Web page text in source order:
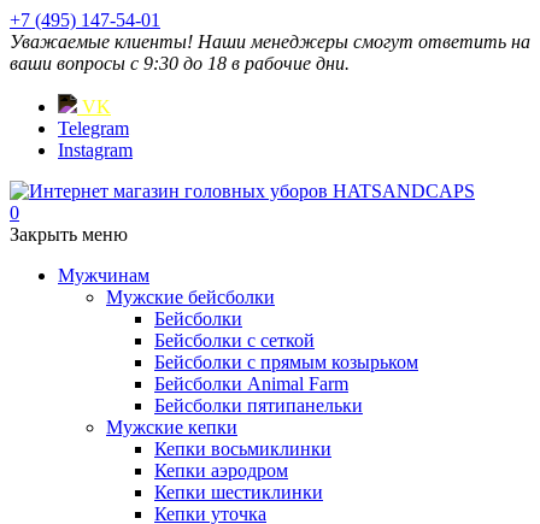
+7 (495) 147-54-01
Уважаемые клиенты! Наши менеджеры смогут ответить на
ваши вопросы с 9:30 до 18 в рабочие дни.
VK
Telegram
Instagram
0
Закрыть меню
Мужчинам
Мужские бейсболки
Бейсболки
Бейсболки с сеткой
Бейсболки с прямым козырьком
Бейсболки Animal Farm
Бейсболки пятипанельки
Мужские кепки
Кепки восьмиклинки
Кепки аэродром
Кепки шестиклинки
Кепки уточка